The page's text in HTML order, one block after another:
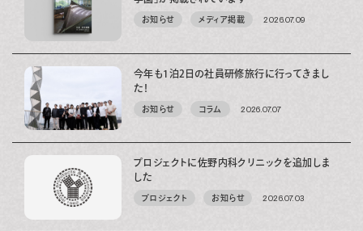
お知らせ メディア掲載 2026.07.09
今年も1泊2日の社員研修旅行に行ってきまし
た！
お知らせ コラム 2026.07.07
プロジェクトに佐野内科クリニックを追加しま
した
プロジェクト お知らせ 2026.07.03